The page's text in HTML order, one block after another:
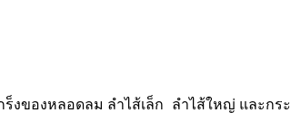
องหลอดลม ลำไส้เล็ก ลำไส้ใหญ่ และกระ